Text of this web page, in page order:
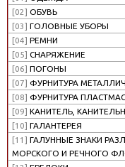
[02] ОБУВЬ
[03] ГОЛОВНЫЕ УБОРЫ
[04] РЕМНИ
[05] СНАРЯЖЕНИЕ
[06] ПОГОНЫ
[07] ФУРНИТУРА
[08] ФУРНИТУРА
[09] КАНИТЕЛЬ,
[10] ГАЛАНТЕРЕЯ
[11] ГАЛУННЫЕ ЗНАКИ
МОРСКОГО И РЕЧНОГО